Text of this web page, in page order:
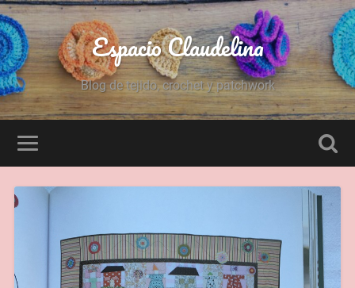
Espacio Claudelina
Blog de tejido, crochet y patchwork